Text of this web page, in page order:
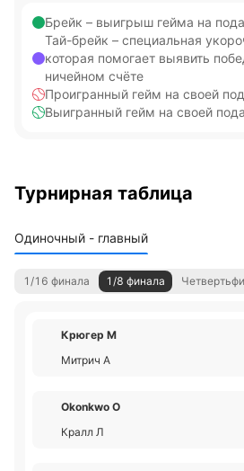
Брейк – выигрыш гейма на
Тай-брейк – специальная
которая помогает выявить
ничейном счёте
Проигранный гейм на своей
Выигранный гейм на своей
Турнирная таблица
Одиночный - главный
1/16 финала 1/8 финала
Крюгер М
Митрич А
Okonkwo О
Кралл Л